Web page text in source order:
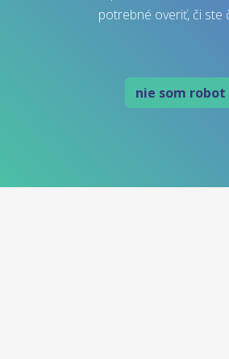
potrebné overiť, či ste
nie som robot